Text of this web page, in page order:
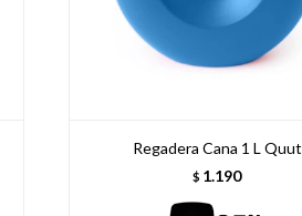
Regadera Cana 1 L Quut
$ 1.190